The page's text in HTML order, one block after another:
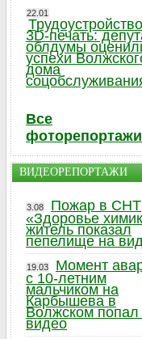
22.01
3D-печать:
облдумы
успехи
дома
Все
фоторепортажи
ВИДЕОРЕПОРТАЖИ
3.08
Пожар в СНТ
«Здоровье
житель показал
пепелище на
19.03
Момент
с 10-летним
мальчиком на
Карбышева в
Волжском попал
видео